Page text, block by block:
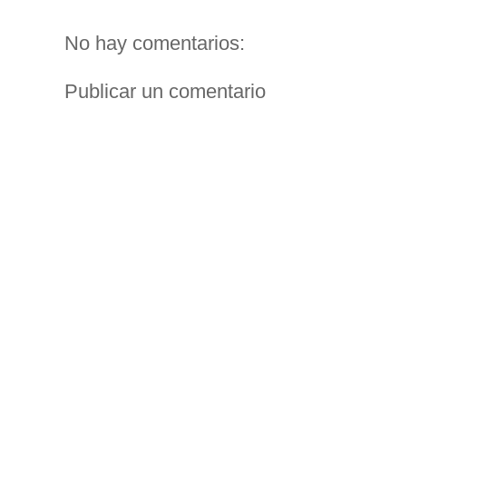
No hay comentarios:
Publicar un comentario